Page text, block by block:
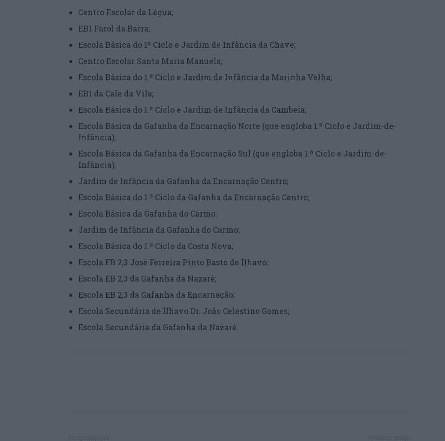
Centro Escolar da Légua;
EB1 Farol da Barra;
Escola Básica do 1º Ciclo e Jardim de Infância da Chave;
Centro Escolar Santa Maria Manuela;
Escola Básica do 1.º Ciclo e Jardim de Infância da Marinha Velha;
EB1 da Cale da Vila;
Escola Básica do 1.º Ciclo e Jardim de Infância da Cambeia;
Escola Básica da Gafanha da Encarnação Norte (que engloba 1.º Ciclo e Jardim-de-
Infância);
Escola Básica da Gafanha da Encarnação Sul (que engloba 1.º Ciclo e Jardim-de-
Infância);
Jardim de Infância da Gafanha da Encarnação Centro;
Escola Básica do 1.º Ciclo da Gafanha da Encarnação Centro;
Escola Básica da Gafanha do Carmo;
Jardim de Infância da Gafanha do Carmo;
Escola Básica do 1.º Ciclo da Costa Nova;
Escola EB 2,3 José Ferreira Pinto Basto de Ílhavo;
Escola EB 2,3 da Gafanha da Nazaré;
Escola EB 2,3 da Gafanha da Encarnação;
Escola Secundária de Ílhavo Dr. João Celestino Gomes;
Escola Secundária da Gafanha da Nazaré.